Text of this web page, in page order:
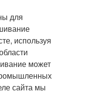
для
используя
может
сайта мы